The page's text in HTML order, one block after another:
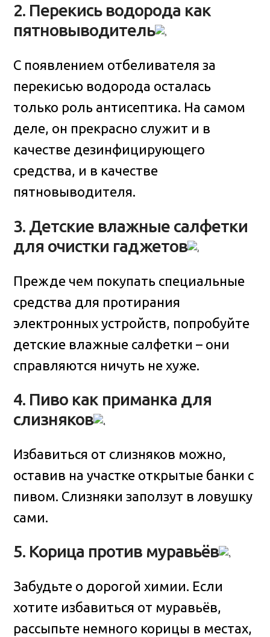
2. Перекись водорода как
пятновыводитель
С появлением отбеливателя за
перекисью водорода осталась
только роль антисептика. На самом
деле, он прекрасно служит и в
качестве дезинфицирующего
средства, и в качестве
пятновыводителя.
3. Детские влажные салфетки
для очистки гаджетов
Прежде чем покупать специальные
средства для протирания
электронных устройств, попробуйте
детские влажные салфетки – они
справляются ничуть не хуже.
4. Пиво как приманка для
слизняков
Избавиться от слизняков можно,
оставив на участке открытые банки с
пивом. Слизняки заползут в ловушку
сами.
5. Корица против муравьёв
Забудьте о дорогой химии. Если
хотите избавиться от муравьёв,
рассыпьте немного корицы в местах,